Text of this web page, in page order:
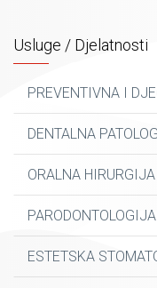
Za usluge koje
najsavremenije
rekonstruktivne
Nadamo se da će te
Usluge / Djelatnosti
PREVENTIVNA I
DENTALNA
ORALNA HIRURGIJA
ESTETSKA